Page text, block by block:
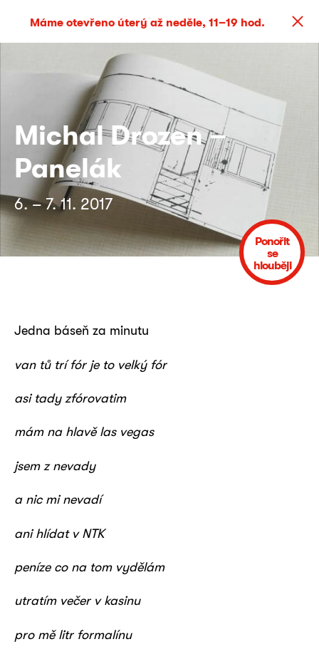
Máme otevřeno úterý až neděle, 11–19 hod.
Michal Drozen –
Panelák
6. – 7. 11. 2017
Ponořit
se
hlouběji
Jedna báseň za minutu
van tů trí fór je to velký fór
asi tady zfórovatim
mám na hlavě las vegas
jsem z nevady
a nic mi nevadí
ani hlídat v NTK
peníze co na tom vydělám
utratím večer v kasinu
pro mě litr formalínu